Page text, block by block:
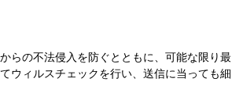
らの不法侵入を防ぐとともに、可能な限り最
ウィルスチェックを行い、送信に当っても細